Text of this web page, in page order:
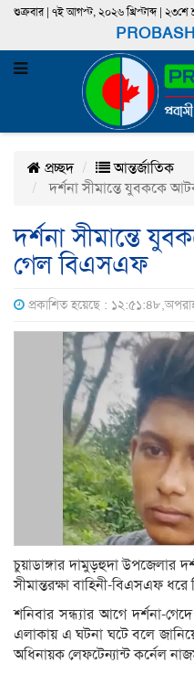
শুক্রবার | ৭ই আগস্ট, ২০২৬ খ্রিস্টাব্দ | ২৩শে
প্রচ্ছদ
আন্তর্জাতিক
দর্শনা সীমান্তে যুবককে
দর্শনা সীমান্তে
গেল বিএসএফ
প্রকাশিত হয়েছে :
চুয়াডাঙ্গার দামুড়হুদা উপজেলার
সীমান্তরক্ষা বাহিনী-বিএসএফ
শনিবার সন্ধ্যার আগে দর্শনা-
এলাকায় এ ঘটনা ঘটে বলে
অধিনায়ক লেফটেন্যান্ট কর্নেল